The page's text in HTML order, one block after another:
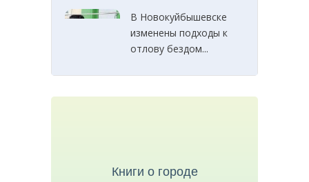
В Новокуйбышевске
изменены подходы к
отлову бездом...
Книги о городе